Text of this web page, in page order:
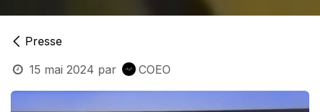
Presse
15 mai 2024 par COEO